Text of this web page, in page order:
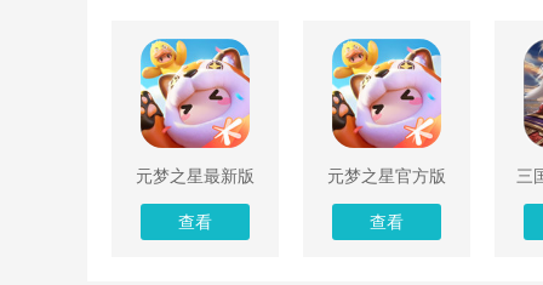
元梦之星最新版
查看
元梦之星官方版
查看
三